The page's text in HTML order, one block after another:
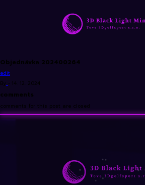
Objednávka 202400264
edit
By • 14. 12. 2024
comments
comments for this post are closed